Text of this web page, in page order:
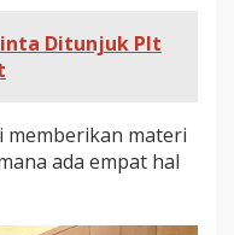
Ditunjuk Plt
memberikan materi
ada empat hal